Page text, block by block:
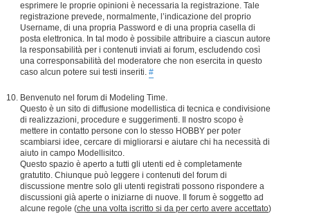
esprimere le proprie opinioni è necessaria la registrazione. Tale
registrazione prevede, normalmente, l’indicazione del proprio
Username, di una propria Password e di una propria casella di
posta elettronica. In tal modo è possibile attribuire a ciascun autore
la responsabilità per i contenuti inviati ai forum, escludendo così
una corresponsabilità del moderatore che non esercita in questo
caso alcun potere sui testi inseriti. #
Benvenuto nel forum di Modeling Time.
Questo è un sito di diffusione modellistica di tecnica e condivisione
di realizzazioni, procedure e suggerimenti. Il nostro scopo è
mettere in contatto persone con lo stesso HOBBY per poter
scambiarsi idee, cercare di migliorarsi e aiutare chi ha necessità di
aiuto in campo Modellisitco.
Questo spazio è aperto a tutti gli utenti ed è completamente
gratutito. Chiunque può leggere i contenuti del forum di
discussione mentre solo gli utenti registrati possono rispondere a
discussioni già aperte o iniziarne di nuove. Il forum è soggetto ad
alcune regole (che una volta iscritto si da per certo avere accettato)